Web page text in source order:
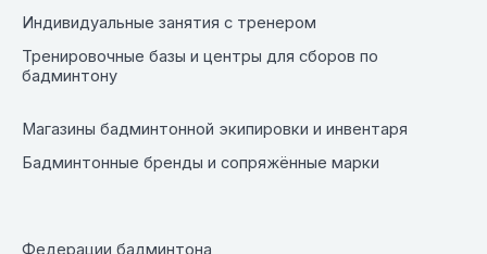
Индивидуальные занятия с тренером
Тренировочные базы и центры для сборов по
бадминтону
Магазины бадминтонной экипировки и инвентаря
Бадминтонные бренды и сопряжённые марки
Федерации бадминтона